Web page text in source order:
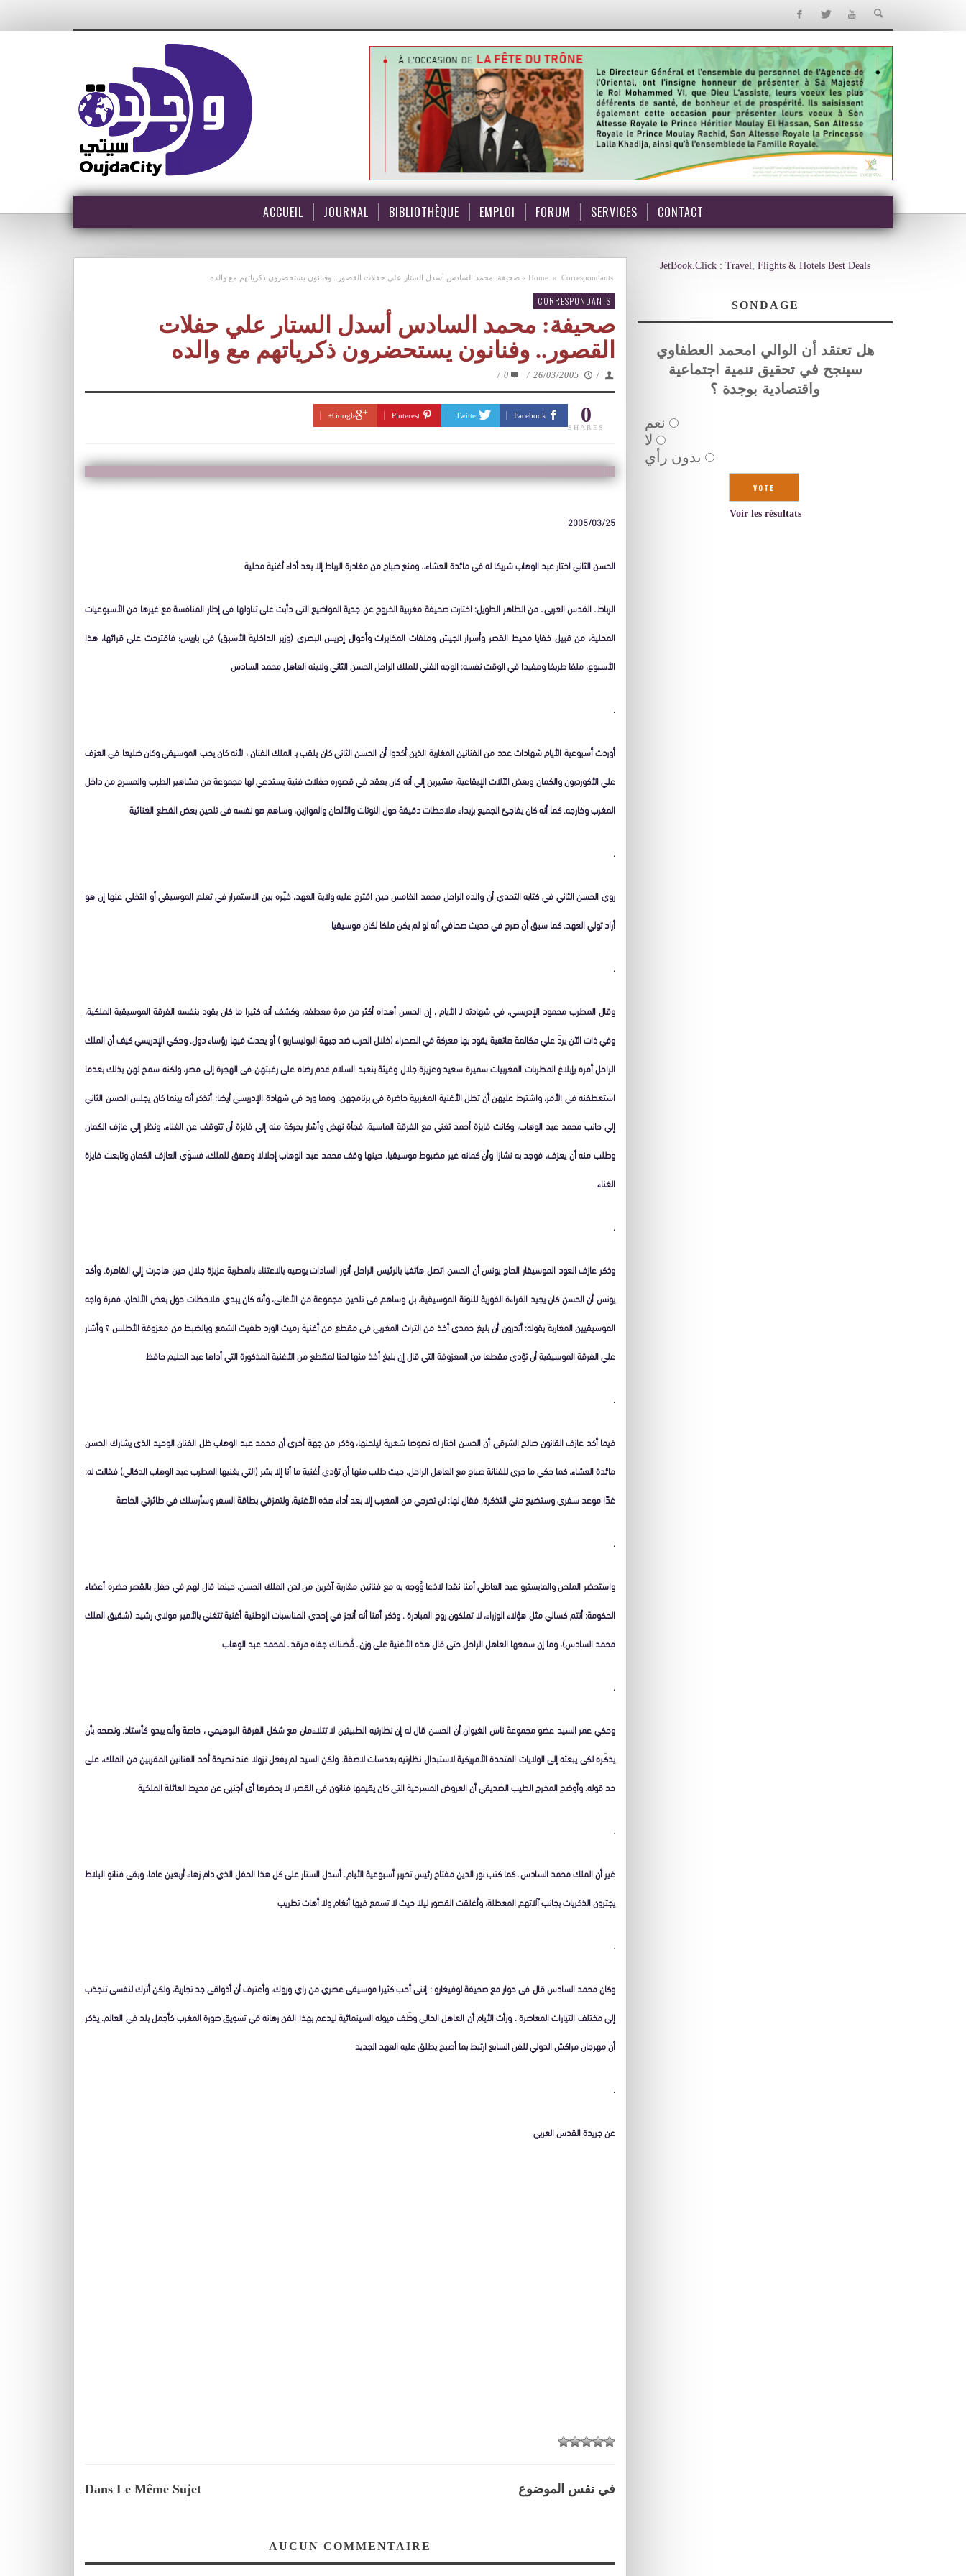
ACCUEIL JOURNAL BIBLIOTHÈQUE EMPLOI FORUM SERVICES CONTACT
Home » Correspondants
» صحيفة: محمد السادس أسدل الستار علي حفلات القصور.. وفنانون يستحضرون ذكرياتهم مع والده
CORRESPONDANTS
صحيفة: محمد السادس أسدل الستار علي حفلات
القصور.. وفنانون يستحضرون ذكرياتهم مع والده
/
26/03/2005
/
0
/
0
SHARES
Facebook
Twitter
Pinterest
Google+
2005/03/25
الحسن الثاني اختار عبد الوهاب شريكا له في مائدة العشاء.. ومنع صباح من مغادرة الرباط إلا بعد أداء أغنية محلية
الرباط ـ القدس العربي ـ من الطاهر الطويل: اختارت صحيفة مغربية الخروج عن جدية المواضيع التي دأبت علي تناولها في إطار المنافسة مع غيرها من الأسبوعيات
المحلية، من قبيل خفايا محيط القصر وأسرار الجيش وملفات المخابرات وأحوال إدريس البصري (وزير الداخلية الأسبق) في باريس؛ فاقترحت علي قرائها، هذا
الأسبوع، ملفا طريفا ومفيدا في الوقت نفسه: الوجه الفني للملك الراحل الحسن الثاني ولابنه العاهل محمد السادس
.
أوردت أسبوعية الأيام شهادات عدد من الفنانين المغاربة الذين أكدوا أن الحسن الثاني كان يلقب بـ الملك الفنان ، لأنه كان يحب الموسيقي وكان ضليعا في العزف
علي الأكورديون والكمان وبعض الآلات الإيقاعية، مشيرين إلي أنه كان يعقد في قصوره حفلات فنية يستدعي لها مجموعة من مشاهير الطرب والمسرح من داخل
المغرب وخارجه. كما أنه كان يفاجئ الجميع بإبداء ملاحظات دقيقة حول النوتات والألحان والموازين، وساهم هو نفسه في تلحين بعض القطع الغنائية
.
روي الحسن الثاني في كتابه التحدي أن والده الراحل محمد الخامس حين اقترح عليه ولاية العهد، خيّـره بين الاستمرار في تعلم الموسيقي أو التخلي عنها إن هو
أراد تولي العهد. كما سبق أن صرح في حديث صحافي أنه لو لم يكن ملكا لكان موسيقيا
.
وقال المطرب محمود الإدريسي، في شهادته لـ الأيام ، إن الحسن أهداه أكثر من مرة معطفه، وكشف أنه كثيرا ما كان يقود بنفسه الفرقة الموسيقية الملكية،
وفي ذات الآن يردّ علي مكالمة هاتفية يقود بها معركة في الصحراء (خلال الحرب ضد جبهة البوليساريو ) أو يحدث فيها رؤساء دول. وحكي الإدريسي كيف أن الملك
الراحل أمره بإبلاغ المطربات المغربيات سميرة سعيد وعزيزة جلال وغيثة بنعبد السلام عدم رضاه علي رغبتهن في الهجرة إلي مصر، ولكنه سمح لهن بذلك بعدما
استعطفنه في الأمر، واشترط عليهن أن تظل الأغنية المغربية حاضرة في برنامجهن. ومما ورد في شهادة الإدريسي أيضا: أتذكر أنه بينما كان يجلس الحسن الثاني
إلي جانب محمد عبد الوهاب، وكانت فايزة أحمد تغني مع الفرقة الماسية، فجأة نهض وأشار بحركة منه إلي فايزة أن تتوقف عن الغناء، ونظر إلي عازف الكمان
وطلب منه أن يعزف، فوجد به نشازا وأن كمانه غير مضبوط موسيقيا. حينها وقف محمد عبد الوهاب إجلالا وصفق للملك، فسوّي العازف الكمان وتابعت فايزة
الغناء
.
وذكر عازف العود الموسيقار الحاج يونس أن الحسن اتصل هاتفيا بالرئيس الراحل أنور السادات يوصيه بالاعتناء بالمطربة عزيزة جلال حين هاجرت إلي القاهرة. وأكد
يونس أن الحسن كان يجيد القراءة الفورية للنوتة الموسيقية، بل وساهم في تلحين مجموعة من الأغاني، وأنه كان يبدي ملاحظات حول بعض الألحان، فمرة واجه
الموسيقيين المغاربة بقوله: أتدرون أن بليغ حمدي أخذ من التراث المغربي في مقطع من أغنية رميت الورد طفيت الشمع وبالضبط من معزوفة الأطلس ؟ وأشار
علي الفرقة الموسيقية أن تؤدي مقطعا من المعزوفة التي قال إن بليغ أخذ منها لحنا لمقطع من الأغنية المذكورة التي أداها عبد الحليم حافظ
.
فيما أكد عازف القانون صالح الشرقي أن الحسن اختار له نصوصا شعرية ليلحنها، وذكر من جهة أخري أن محمد عبد الوهاب ظل الفنان الوحيد الذي يشارك الحسن
مائدة العشاء، كما حكي ما جري للفنانة صباح مع العاهل الراحل، حيث طلب منها أن تؤدي أغنية ما أنا إلا بشر (التي يغنيها المطرب عبد الوهاب الدكالي) فقالت له:
غدًا موعد سفري وستضيع مني التذكرة. فقال لها: لن تخرجي من المغرب إلا بعد أداء هذه الأغنية، ولتمزقي بطاقة السفر وسأرسلك في طائرتي الخاصة
.
واستحضر الملحن والمايسترو عبد العاطي أمنا نقدا لاذعا وُوجه به مع فنانين مغاربة آخرين من لدن الملك الحسن، حينما قال لهم في حفل بالقصر حضره أعضاء
الحكومة: أنتم كسالي مثل هؤلاء الوزراء، لا تملكون روح المبادرة . وذكر أمنا أنه أنجز في إحدي المناسبات الوطنية أغنية تتغني بالأمير مولاي رشيد (شقيق الملك
محمد السادس)، وما إن سمعها العاهل الراحل حتي قال هذه الأغنية علي وزن ـ مُضناك جفاه مرقد ـ لمحمد عبد الوهاب
.
وحكي عمر السيد عضو مجموعة ناس الغيوان أن الحسن قال له إن نظارتيه الطبيتين لا تتلاءمان مع شكل الفرقة البوهيمي ، خاصة وأنه يبدو كأستاذ. ونصحه بأن
يذكّـره لكي يبعثه إلي الولايات المتحدة الأمريكية لاستبدال نظارتيه بعدسات لاصقة. ولكن السيد لم يفعل نزولا عند نصيحة أحد الفنانين المقربين من الملك، علي
حد قوله. وأوضح المخرج الطيب الصديقي أن العروض المسرحية التي كان يقيمها فنانون في القصر، لا يحضرها أي أجنبي عن محيط العائلة الملكية
.
غير أن الملك محمد السادس ـ كما كتب نور الدين مفتاح رئيس تحرير أسبوعية الأيام ـ أسدل الستار علي كل هذا الحفل الذي دام زهاء أربعين عاما، وبقي فنانو البلاط
يجترون الذكريات بجانب آلاتهم المعطلة، وأغلقت القصور ليلا حيث لا تسمع فيها أنغام ولا أهات تطريب
.
وكان محمد السادس قال في حوار مع صحيفة لوفيغارو : إنني أحب كثيرا موسيقي عصري من راي وروك، وأعترف أن أذواقي جد تجارية، ولكن أترك لنفسي تنجذب
إلي مختلف التيارات المعاصرة . ورأت الأيام أن العاهل الحالي وظّـف ميوله السينمائية ليدعم بهذا الفن رهانه في تسويق صورة المغرب كأجمل بلد في العالم. يذكر
أن مهرجان مراكش الدولي للفن السابع ارتبط بما أصبح يطلق عليه العهد الجديد
.
عن جريدة القدس العربي
Dans Le Même Sujet في نفس الموضوع
AUCUN COMMENTAIRE
JetBook.Click : Travel, Flights & Hotels Best Deals
SONDAGE
هل تعتقد أن الوالي امحمد العطفاوي
سينجح في تحقيق تنمية اجتماعية
واقتصادية بوجدة ؟
نعم
لا
بدون رأي
Voir les résultats